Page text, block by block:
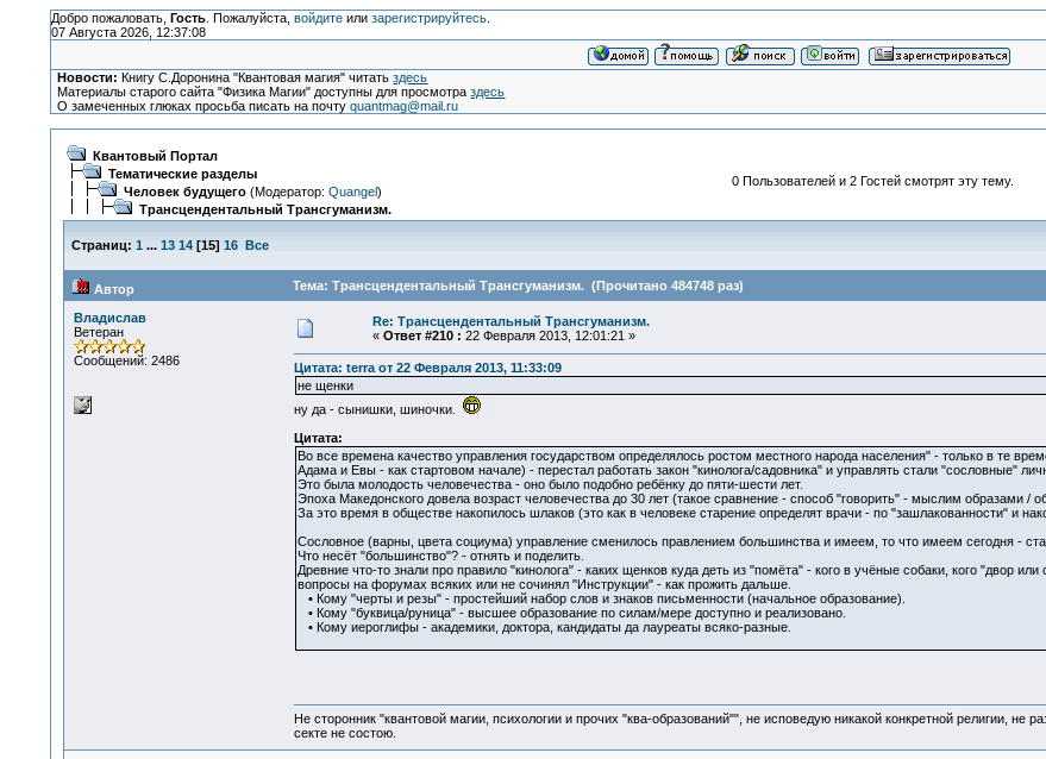
Добро пожаловать, Гость. Пожалуйста, войдитеили зарегистрируйтесь.
07 Августа 2026, 12:37:08
Новости: Книгу С.Доронина "Квантовая магия" читатьздесь
Материалы старого сайта "Физика Магии" доступны для просмотраздесь
О замеченных глюках просьба писать на почтуquantmag@mail.ru
Квантовый Портал
Тематические разделы
Человек будущего(Модератор: Quangel)
Трансцендентальный Трансгуманизм.
0 Пользователей и 2 Гостей смотрят эту тему.
Страниц: 1 ... 13 14[15] 16 Все
Автор Тема: Трансцендентальный Трансгуманизм. (Прочитано 484748 раз)
Владислав
Ветеран
Сообщений: 2486
Re: Трансцендентальный Трансгуманизм.
« Ответ #210 : 22 Февраля 2013, 12:01:21 »
Цитата: terra от 22 Февраля 2013, 11:33:09
не щенки
ну да - сынишки, шиночки.
Цитата:
Во все времена качество управления государством определялось ростом местного народа населения" - только в те
Адама и Евы - как стартовом начале) - перестал работать закон "кинолога/садовника" и управлять стали "сословные"
Это была молодость человечества - оно было подобно ребёнку до пяти-шести лет.
Эпоха Македонского довела возраст человечества до 30 лет (такое сравнение - способ "говорить" - мыслим образами /
За это время в обществе накопилось шлаков (это как в человеке старение определят врачи - по "зашлакованности" и
Сословное (варны, цвета социума) управление сменилось правлением большинства и имеем, то что имеем сегодня -
Что несёт "большинство"? - отнять и поделить.
Древние что-то знали про правило "кинолога" - каких щенков куда деть из "помёта" - кого в учёные собаки, кого "двор
вопросы на форумах всяких или не сочинял "Инструкции" - как прожить дальше.
• Кому "черты и резы" - простейший набор слов и знаков письменности (начальное образование).
• Кому "буквица/руница" - высшее образование по силам/мере доступно и реализовано.
• Кому иероглифы - академики, доктора, кандидаты да лауреаты всяко-разные.
Не сторонник "квантовой магии, психологии и прочих "ква-образований"", не исповедую никакой конкретной религии,
секте не состою.